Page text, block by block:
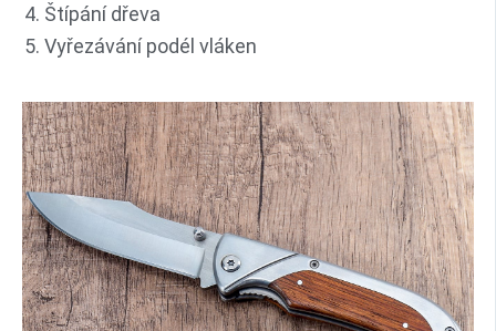
Štípání dřeva
Vyřezávání podél vláken